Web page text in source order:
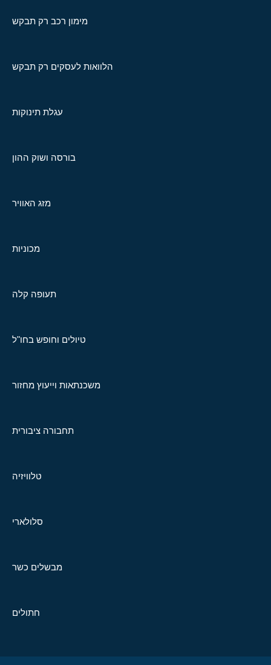
מימון רכב רק תבקש
הלוואות לעסקים רק תבקש
עגלת תינוקות
בורסה ושוק ההון
מזג האוויר
מכוניות
תעופה קלה
טיולים וחופש בחו"ל
משכנתאות וייעוץ מחזור
תחבורה ציבורית
טלוויזיה
סלולארי
מבשלים כשר
חתולים